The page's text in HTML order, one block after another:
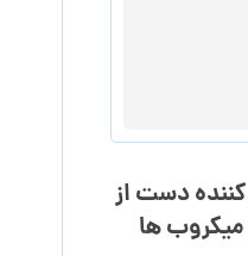
دست از
میکروب ها